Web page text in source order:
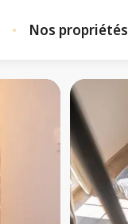
Nos propriétés